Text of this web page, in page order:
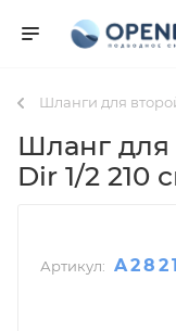
Шланги для
Шланг для
Dir 1/2 210
Артикул: